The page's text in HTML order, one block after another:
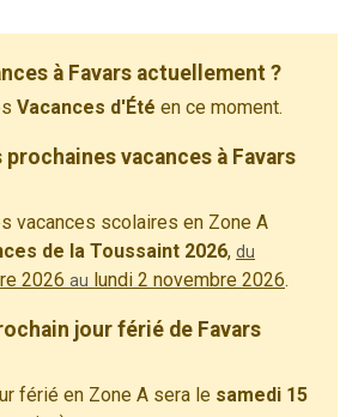
à Favars actuellement ?
Vacances d'Été en ce moment.
prochaines vacances à Favars
vacances scolaires en Zone A
de la Toussaint 2026, du
2026 au lundi 2 novembre 2026.
jour férié de Favars
férié en Zone A sera le samedi 15